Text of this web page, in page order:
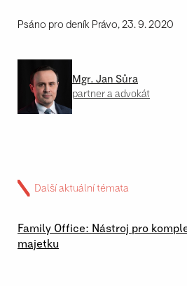
Psáno pro deník Právo, 23. 9. 2020
Mgr. Jan Sůra
partner a advokát
Další aktuální témata
Family Office: Nástroj pro
majetku